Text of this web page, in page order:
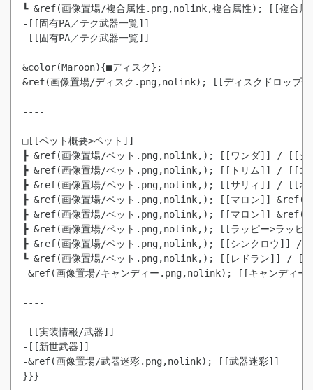
-[[固有PA／テク武器一覧]]
-[[固有PA／テク武器一覧]]
&color(Maroon){■ディスク};
&ref(画像置場/ディスク.png,nolink); [[ディスクドロップ
----
□[[ペット概要>ペット]]
┣ &ref(画像置場/ペット.png,nolink,); [[ワンダ]] / [[ジ
┣ &ref(画像置場/ペット.png,nolink,); [[トリム]] / [[エ
┣ &ref(画像置場/ペット.png,nolink,); [[マロン]]
┣ &ref(画像置場/ペット.png,nolink,); [[マロン]] &ref(
┣ &ref(画像置場/ペット.png,nolink,); [[ラッピー>ラッ
┣ &ref(画像置場/ペット.png,nolink,); [[シンクロウ]] /
┗ &ref(画像置場/ペット.png,nolink,); [[レドラン]] / [[
-&ref(画像置場/キャンディー.png,nolink); [[キャンディ
----
-[[実装情報/武器]]
-[[新世武器]]
-&ref(画像置場/武器迷彩.png,nolink); [[武器迷彩]]
}}}